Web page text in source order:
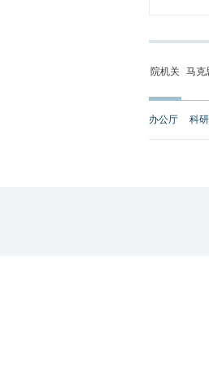
院机关 马克
办公厅 科